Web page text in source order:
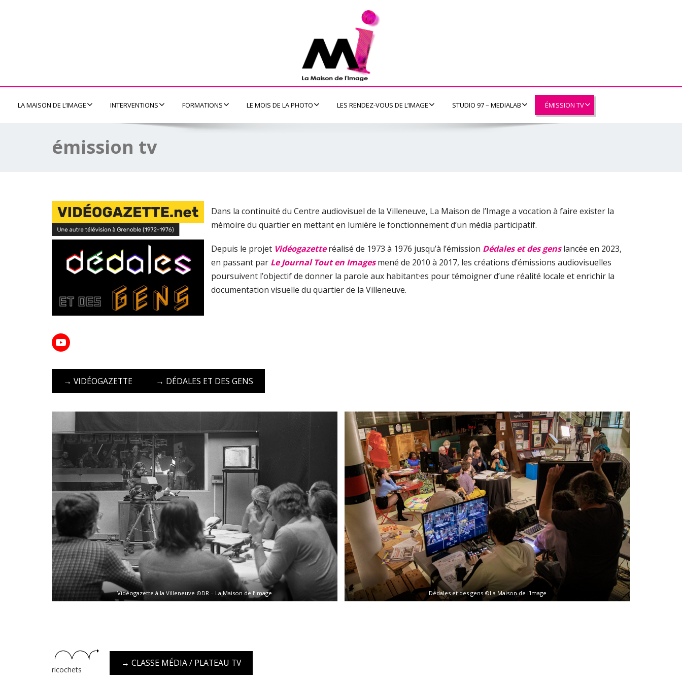
LA MAISON DE L’IMAGE INTERVENTIONS FORMATIONS LE MOIS DE LA PHOTO LES RENDEZ-VOUS DE L’IMAGE STUDIO 97 – MEDIALAB ÉMISSION TV
émission tv
Dans la continuité du Centre audiovisuel de la Villeneuve, La Maison de l’Image a vocation à faire exister la
mémoire du quartier en mettant en lumière le fonctionnement d’un média participatif.
Depuis le projet Vidéogazetteréalisé de 1973 à 1976 jusqu’à l’émission Dédales et des genslancée en 2023,
en passant par Le Journal Tout en Imagesmené de 2010 à 2017, les créations d’émissions audiovisuelles
poursuivent l’objectif de donner la parole aux habitant·es pour témoigner d’une réalité locale et enrichir la
documentation visuelle du quartier de la Villeneuve.
→ VIDÉOGAZETTE → DÉDALES ET DES GENS
Vidéogazette à la Villeneuve ©DR – La Maison de l’Image Dédales et des gens ©La Maison de l’Image
ricochets
→ CLASSE MÉDIA / PLATEAU TV